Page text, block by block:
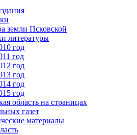
земли Псковской
литературы
год
год
год
год
год
год
область на страницах
газет
материалы